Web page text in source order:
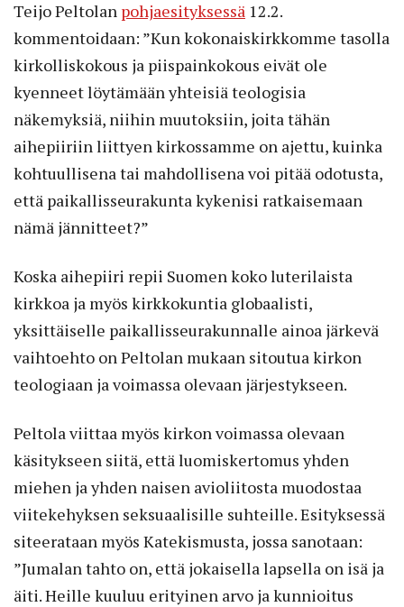
Teijo Peltolan pohjaesityksessä 12.2.
kommentoidaan: ”Kun kokonaiskirkkomme tasolla
kirkolliskokous ja piispainkokous eivät ole
kyenneet löytämään yhteisiä teologisia
näkemyksiä, niihin muutoksiin, joita tähän
aihepiiriin liittyen kirkossamme on ajettu, kuinka
kohtuullisena tai mahdollisena voi pitää odotusta,
että paikallisseurakunta kykenisi ratkaisemaan
nämä jännitteet?”
Koska aihepiiri repii Suomen koko luterilaista
kirkkoa ja myös kirkkokuntia globaalisti,
yksittäiselle paikallisseurakunnalle ainoa järkevä
vaihtoehto on Peltolan mukaan sitoutua kirkon
teologiaan ja voimassa olevaan järjestykseen.
Peltola viittaa myös kirkon voimassa olevaan
käsitykseen siitä, että luomiskertomus yhden
miehen ja yhden naisen avioliitosta muodostaa
viitekehyksen seksuaalisille suhteille. Esityksessä
siteerataan myös Katekismusta, jossa sanotaan:
”Jumalan tahto on, että jokaisella lapsella on isä ja
äiti. Heille kuuluu erityinen arvo ja kunnioitus